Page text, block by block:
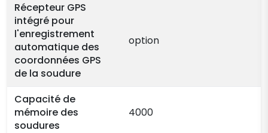
Récepteur GPS
intégré pour
l'enregistrement
automatique des
coordonnées GPS
de la soudure
option
Capacité de
mémoire des
soudures
4000